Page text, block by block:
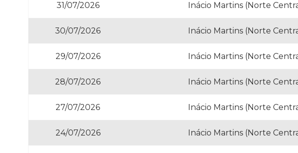
31/07/2026 Inácio Martins (Norte
30/07/2026 Inácio Martins (Norte
29/07/2026 Inácio Martins (Norte
28/07/2026 Inácio Martins (Norte
27/07/2026 Inácio Martins (Norte
24/07/2026 Inácio Martins (Norte